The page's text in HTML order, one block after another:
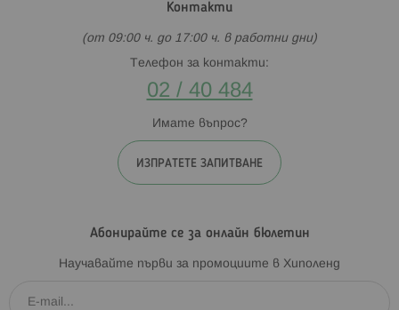
Контакти
(от 09:00 ч. до 17:00 ч. в работни дни)
Телефон за контакти:
02 / 40 484
Имате въпрос?
ИЗПРАТЕТЕ ЗАПИТВАНЕ
Абонирайте се за онлайн бюлетин
Научавайте първи за промоциите в Хиполенд